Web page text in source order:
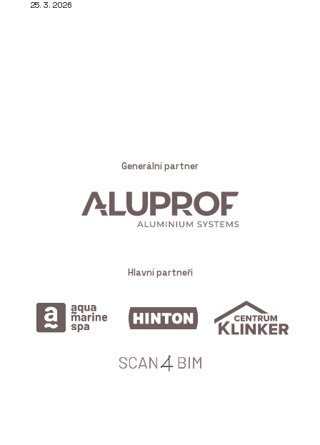
25. 3. 2026
Generální partner
Hlavní partneři